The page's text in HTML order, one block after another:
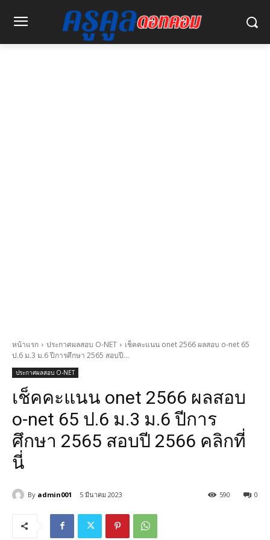
หน้าแรก ประกาศผลสอบ O-NET
เช็คคะแนน onet 2566 ผลสอบ o-net 65
ป.6 ม.3 ม.6 ปีการศึกษา 2565 สอบปี...
ประกาศผลสอบ O-NET
เช็คคะแนน onet 2566 ผลสอบ
o-net 65 ป.6 ม.3 ม.6 ปีการ
ศึกษา 2565 สอบปี 2566 คลิกที่
นี่
By admin001 5 มีนาคม 2023 0
590